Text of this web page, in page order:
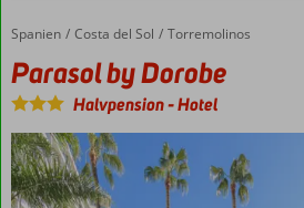
Værelser
plads til
4
Forside
Spanien Costa del Sol Torremolinos
Parasol by Dorobe
Parasol by Dorobe
Halvpension-Hotel